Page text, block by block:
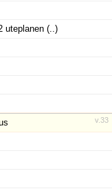
uteplanen (..)
v.33